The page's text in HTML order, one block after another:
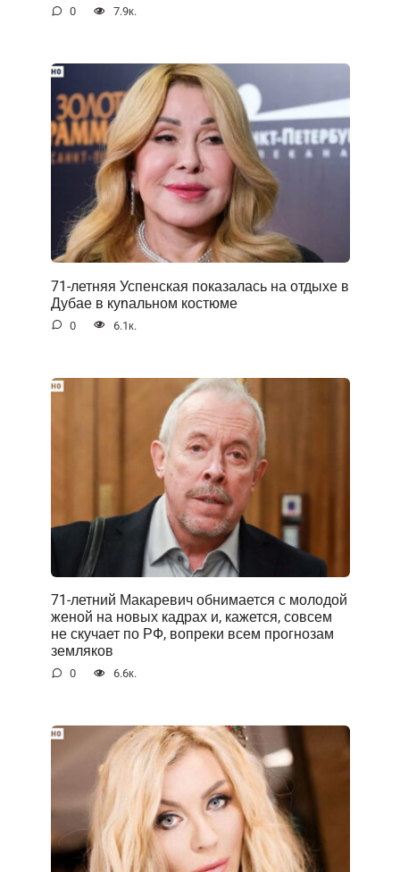
0 7.9к.
71-летняя Успенская показалась на отдыхе в
Дубае в куnальном костюме
0 6.1к.
71-летний Макаревич обнимается с молодой
женой на новых кадрах и, кажется, совсем
не скучает по РФ, вопреки всем прогнозам
земляков
0 6.6к.